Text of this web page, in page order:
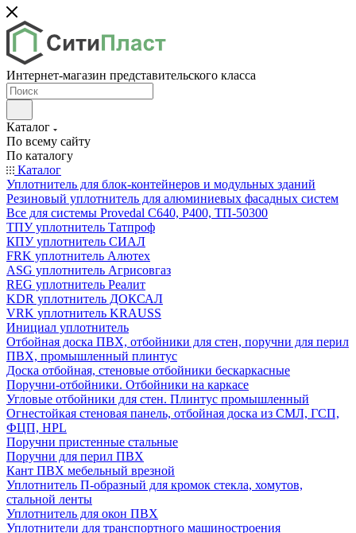
Интернет-магазин представительского класса
Каталог
По всему сайту
По каталогу
Каталог
Уплотнитель для блок-контейнеров и модульных зданий
Резиновый уплотнитель для алюминиевых фасадных систем
Все для системы Provedal С640, Р400, ТП-50300
ТПУ уплотнитель Татпроф
КПУ уплотнитель СИАЛ
FRK уплотнитель Алютех
ASG уплотнитель Агрисовгаз
REG уплотнитель Реалит
KDR уплотнитель ДОКСАЛ
VRK уплотнитель KRAUSS
Инициал уплотнитель
Отбойная доска ПВХ, отбойники для стен, поручни для перил
ПВХ, промышленный плинтус
Доска отбойная, стеновые отбойники бескаркасные
Поручни-отбойники. Отбойники на каркасе
Угловые отбойники для стен. Плинтус промышленный
Огнестойкая стеновая панель, отбойная доска из СМЛ, ГСП,
ФЦП, HPL
Поручни пристенные стальные
Поручни для перил ПВХ
Кант ПВХ мебельный врезной
Уплотнитель П-образный для кромок стекла, хомутов,
стальной ленты
Уплотнитель для окон ПВХ
Уплотнители для транспортного машиностроения